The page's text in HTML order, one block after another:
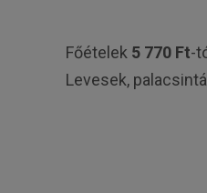
Főételek 5 770 Ft-
Levesek,